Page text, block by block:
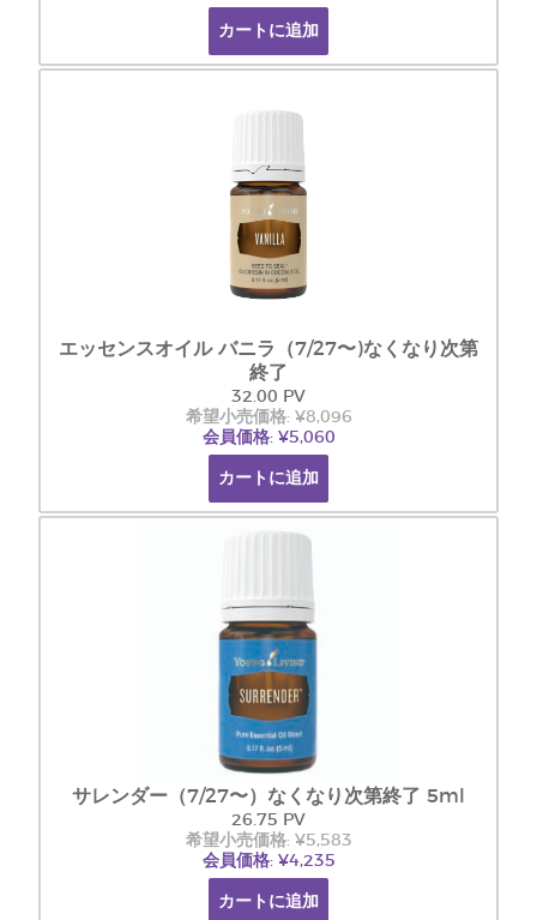
カートに追加
エッセンスオイル バニラ（7/27〜)なくなり次第
終了
32.00 PV
希望小売価格: ¥8,096
会員価格: ¥5,060
カートに追加
サレンダー（7/27〜）なくなり次第終了 5ml
26.75 PV
希望小売価格: ¥5,583
会員価格: ¥4,235
カートに追加